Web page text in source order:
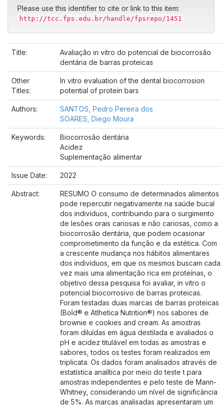
Please use this identifier to cite or link to this item:
http://tcc.fps.edu.br/handle/fpsrepo/1451
Title:
Avaliação in vitro do potencial de biocorrosão
dentária de barras proteicas
Other
Titles:
In vitro evaluation of the dental biocorrosion
potential of protein bars
Authors:
SANTOS, Pedro Pereira dos
SOARES, Diego Moura
Keywords:
Biocorrosão dentária
Acidez
Suplementação alimentar
Issue Date: 2022
Abstract:
RESUMO O consumo de determinados alimentos
pode repercutir negativamente na saúde bucal
dos indivíduos, contribuindo para o surgimento
de lesões orais cariosas e não cariosas, como a
biocorrosão dentária, que podem ocasionar
comprometimento da função e da estética. Com
a crescente mudança nos hábitos alimentares
dos indivíduos, em que os mesmos buscam cada
vez mais uma alimentação rica em proteínas, o
objetivo dessa pesquisa foi avaliar, in vitro o
potencial biocorrosivo de barras proteicas.
Foram testadas duas marcas de barras proteicas
(Bold® e Atlhetica Nutrition®) nos sabores de
brownie e cookies and cream. As amostras
foram diluídas em água destilada e avaliados o
pH e acidez titulável em todas as amostras e
sabores, todos os testes foram realizados em
triplicata. Os dados foram analisados através de
estatística analítica por meio do teste t para
amostras independentes e pelo teste de Mann-
Whitney, considerando um nível de significância
de 5%. As marcas analisadas apresentaram um